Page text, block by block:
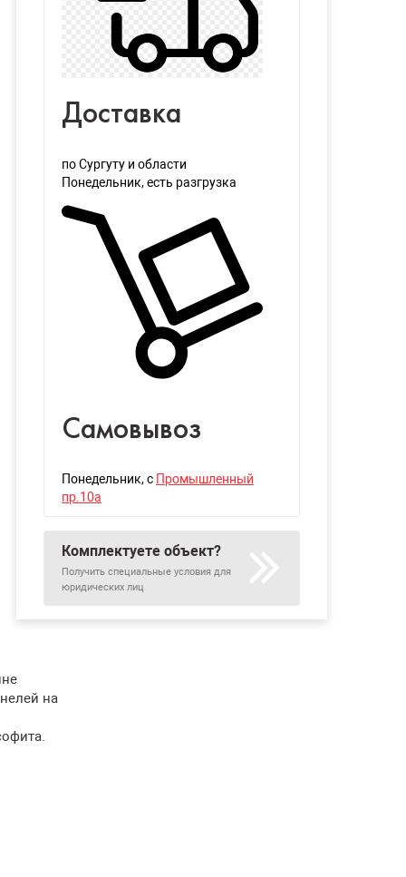
Доставка
по Сургуту и области
Понедельник, есть разгрузка
Самовывоз
Понедельник, с Промышленный
пр.10а
Комплектуете объект?
Получить специальные условия для
юридических лиц
на